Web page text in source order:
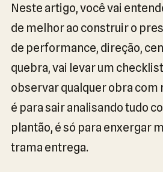
Neste artigo, você vai
de melhor ao construir o
de performance, direção,
quebra, vai levar um
observar qualquer obra com
é para sair analisando tudo
plantão, é só para enxergar
trama entrega.